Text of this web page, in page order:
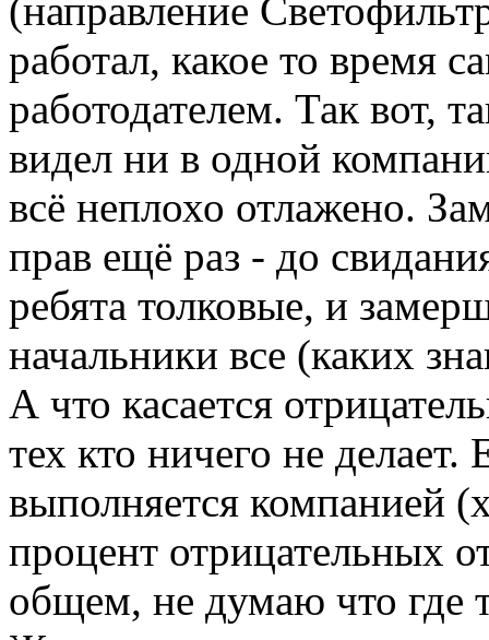
(направление
работал, какое то время
работодателем. Так вот,
видел ни в одной
всё неплохо отлажено.
прав ещё раз - до
ребята толковые, и
начальники все (каких
А что касается
тех кто ничего не делает.
выполняется компанией
процент отрицательных
общем, не думаю что где